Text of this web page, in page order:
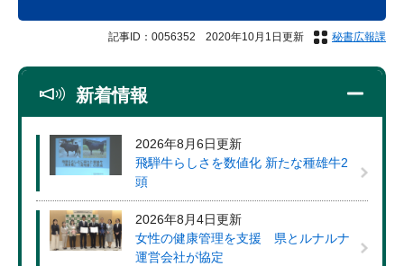
記事ID：0056352 2020年10月1日更新 秘書広報課
新着情報
2026年8月6日更新
飛騨牛らしさを数値化 新たな種雄牛2
頭
2026年8月4日更新
女性の健康管理を支援 県とルナルナ
運営会社が協定